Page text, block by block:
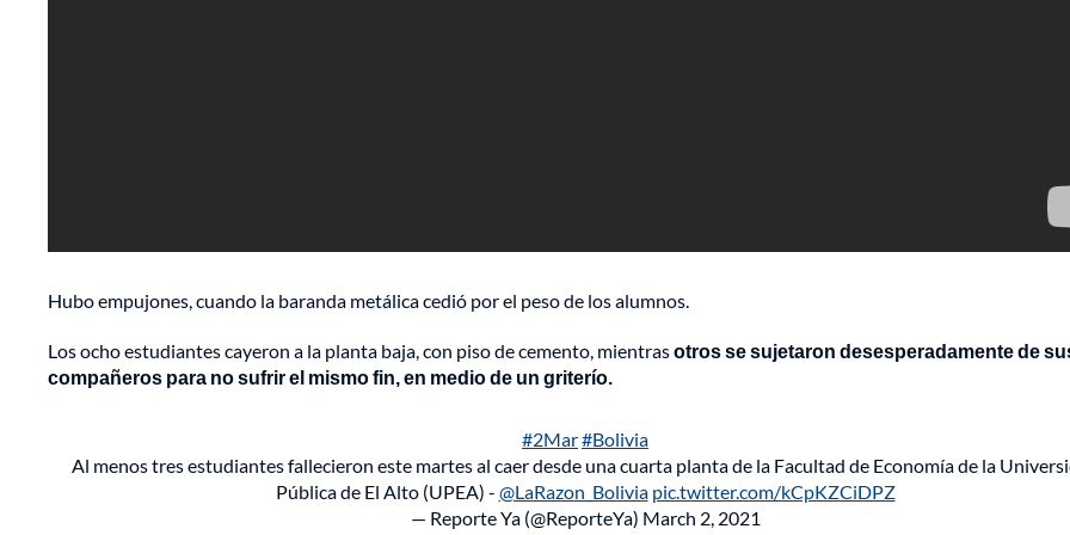
Hubo empujones, cuando la baranda metálica cedió por el peso de los alumnos.
Los ocho estudiantes cayeron a la planta baja, con piso de cemento, mientrasotros se sujetaron desesperadamente de
compañeros para no sufrir el mismo fin, en medio de un griterío.
#2Mar#Bolivia
Al menos tres estudiantes fallecieron este martes al caer desde una cuarta planta de la Facultad de Economía de la
Pública de El Alto (UPEA) - @LaRazon_Bolivia pic.twitter.com/kCpKZCiDPZ
— Reporte Ya (@ReporteYa) March 2, 2021